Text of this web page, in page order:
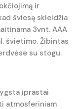
ir
šviesą skleidžia
3vnt. AAA
švietimo. Žibintas
su stogu.
įprastai
atmosferiniam